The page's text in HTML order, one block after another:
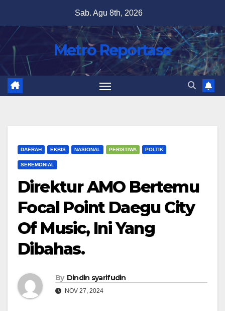
content
Sab. Agu 8th, 2026
Metro Reportase
DAERAH EKBIS NASIONAL PERISTIWA POLTIK
SEREMONIAL
Direktur AMO Bertemu
Focal Point Daegu City
Of Music, Ini Yang
Dibahas.
By Dindin syarifudin
NOV 27, 2024